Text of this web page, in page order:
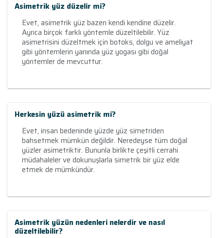
Asimetrik yüz düzelir mi?
Evet, asimetrik yüz bazen kendi kendine düzelir.
Ayrıca birçok farklı yöntemle düzeltilebilir. Yüz
asimetrisini düzeltmek için botoks, dolgu ve ameliyat
gibi yöntemlerin yanında yüz yogası gibi doğal
yöntemler de mevcuttur.
Herkesin yüzü asimetrik mi?
Evet, insan bedeninde yüzde yüz simetriden
bahsetmek mümkün değildir. Neredeyse tüm doğal
yüzler asimetriktir. Bununla birlikte çeşitli cerrahi
müdahaleler ve dokunuşlarla simetrik bir yüz elde
etmek de mümkündür.
Asimetrik yüzün nedenleri nelerdir ve nasıl
düzeltilebilir?